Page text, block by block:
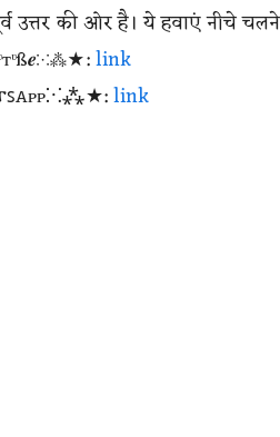
उत्तर की ओर है। ये हवाएं नीचे
link
link